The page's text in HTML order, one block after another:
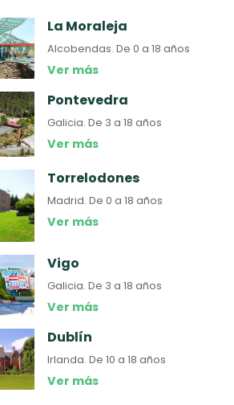
La Moraleja
Alcobendas.De 0 a 18 años
Ver más
Pontevedra
Galicia.De 3 a 18 años
Ver más
Torrelodones
Madrid.De 0 a 18 años
Ver más
Vigo
Galicia.De 3 a 18 años
Ver más
Dublín
Irlanda.De 10 a 18 años
Ver más